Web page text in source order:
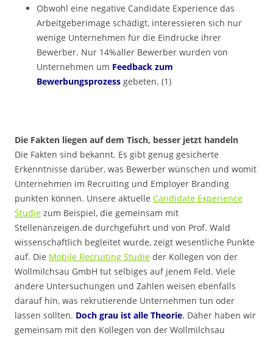
Obwohl eine negative Candidate Experience das
Arbeitgeberimage schädigt, interessieren sich nur
wenige Unternehmen für die Eindrücke ihrer
Bewerber. Nur 14%aller Bewerber wurden von
Unternehmen um Feedback zum
Bewerbungsprozess gebeten. (1)
Die Fakten liegen auf dem Tisch, besser jetzt handeln
Die Fakten sind bekannt. Es gibt genug gesicherte
Erkenntnisse darüber, was Bewerber wünschen und womit
Unternehmen im Recruiting und Employer Branding
punkten können. Unsere aktuelle Candidate Experience
Studie zum Beispiel, die gemeinsam mit
Stellenanzeigen.de durchgeführt und von Prof. Wald
wissenschaftlich begleitet wurde, zeigt wesentliche Punkte
auf. Die Mobile Recruiting Studie der Kollegen von der
Wollmilchsau GmbH tut selbiges auf jenem Feld. Viele
andere Untersuchungen und Zahlen weisen ebenfalls
darauf hin, was rekrutierende Unternehmen tun oder
lassen sollten. Doch grau ist alle Theorie. Daher haben wir
gemeinsam mit den Kollegen von der Wollmilchsau